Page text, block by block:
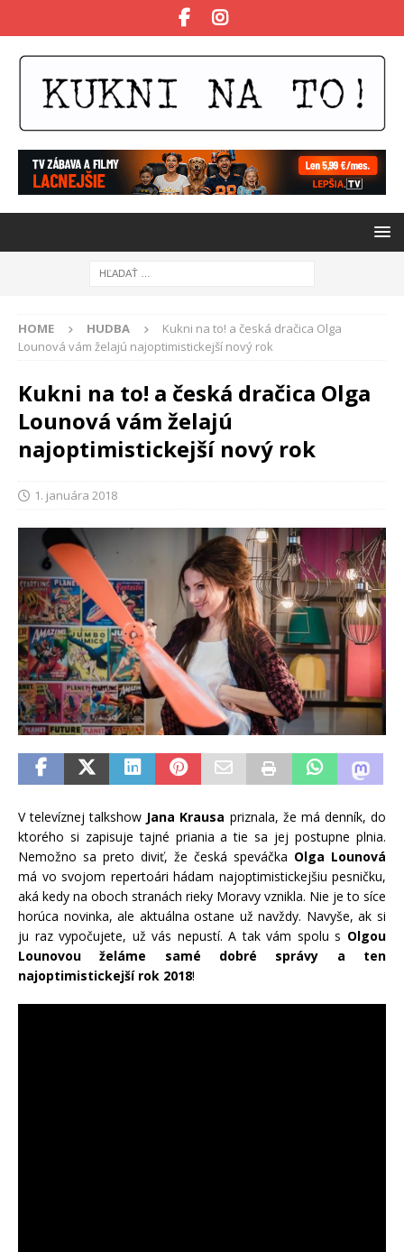
HOME HUDBA
Kukni na to! a česká dračica Olga
Lounová vám želajú najoptimistickejší nový rok
Kukni na to! a česká dračica Olga
Lounová vám želajú
najoptimistickejší nový rok
1. januára 2018
V televíznej talkshow Jana Krausa priznala, že má denník, do
ktorého si zapisuje tajné priania a tie sa jej postupne plnia.
Nemožno sa preto diviť, že česká speváčka Olga Lounová
má vo svojom repertoári hádam najoptimistickejšiu pesničku,
aká kedy na oboch stranách rieky Moravy vznikla. Nie je to síce
horúca novinka, ale aktuálna ostane už navždy. Navyše, ak si
ju raz vypočujete, už vás nepustí. A tak vám spolu s Olgou
Lounovou
želáme samé dobré správy a ten
najoptimistickejší rok 2018!